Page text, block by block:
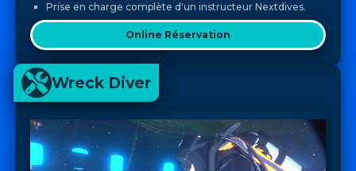
Prise en charge complète d'un instructeur Nextdives.
Online Réservation
Wreck Diver